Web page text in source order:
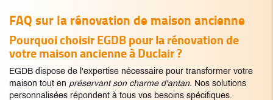
FAQ sur la rénovation de maison ancienne
Pourquoi choisir EGDB pour la rénovation de
votre maison ancienne à Duclair ?
EGDB dispose de l'expertise nécessaire pour transformer votre
maison tout en préservant son charme d'antan. Nos solutions
personnalisées répondent à tous vos besoins spécifiques.